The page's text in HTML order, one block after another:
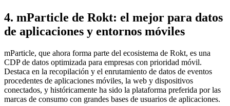
4. mParticle de Rokt: el mejor para datos
de aplicaciones y entornos móviles
mParticle, que ahora forma parte del ecosistema de Rokt, es una
CDP de datos optimizada para empresas con prioridad móvil.
Destaca en la recopilación y el enrutamiento de datos de eventos
procedentes de aplicaciones móviles, la web y dispositivos
conectados, y históricamente ha sido la plataforma preferida por las
marcas de consumo con grandes bases de usuarios de aplicaciones.